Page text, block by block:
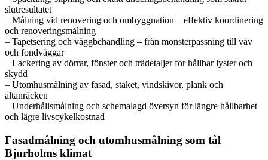
slutresultatet
– Målning vid renovering och ombyggnation – effektiv koordinering
och renoveringsmålning
– Tapetsering och väggbehandling – från mönsterpassning till väv
och fondväggar
– Lackering av dörrar, fönster och trädetaljer för hållbar lyster och
skydd
– Utomhusmålning av fasad, staket, vindskivor, plank och
altanräcken
– Underhållsmålning och schemalagd översyn för längre hållbarhet
och lägre livscykelkostnad
Fasadmålning och utomhusmålning som tål
Bjurholms klimat